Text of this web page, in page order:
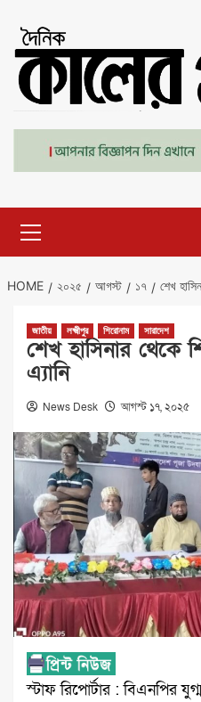
content
Menu
HOME ২০২৫ আগস্ট ১৭ শেখ
জাতীয় লক্ষ্মীপুর শিরোনাম সারাদেশ
শেখ হাসিনার থেকে
এ্যানি
News Desk আগস্ট ১৭, ২০২৫
স্টাফ রিপোর্টার : বিএনপির